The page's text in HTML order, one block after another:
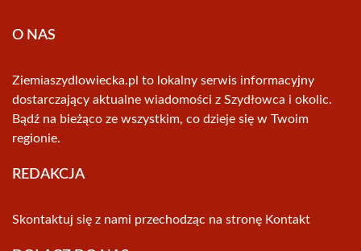
O NAS
Ziemiaszydlowiecka.pl to lokalny serwis informacyjny
dostarczający aktualne wiadomości z Szydłowca i okolic.
Bądź na bieżąco ze wszystkim, co dzieje się w Twoim
regionie.
REDAKCJA
Skontaktuj się z nami przechodząc na stronę Kontakt